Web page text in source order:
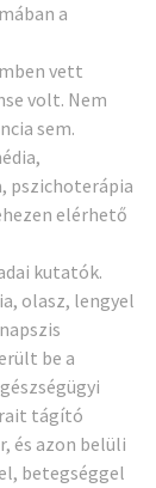
a
vett
volt. Nem
sem.
pszichoterápia
elérhető
kutatók.
olasz, lengyel
be a
tágító
és azon belüli
betegséggel